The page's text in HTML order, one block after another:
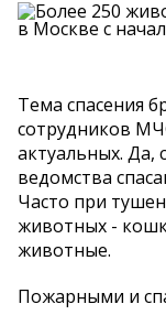
Тема спасения
сотрудников
актуальных. Да,
ведомства
Часто при
животных -
животные.
Пожарными и